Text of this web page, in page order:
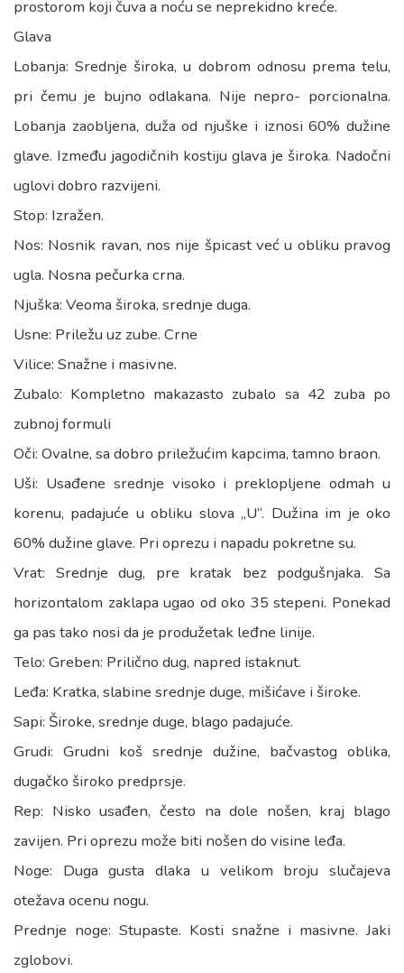
prostorom koji čuva a noću se neprekidno kreće.
Glava
Lobanja: Srednje široka, u dobrom odnosu prema telu,
pri čemu je bujno odlakana. Nije nepro- porcionalna.
Lobanja zaobljena, duža od njuške i iznosi 60% dužine
glave. Između jagodičnih kostiju glava je široka. Nadočni
uglovi dobro razvijeni.
Stop: Izražen.
Nos: Nosnik ravan, nos nije špicast već u obliku pravog
ugla. Nosna pečurka crna.
Njuška: Veoma široka, srednje duga.
Usne: Priležu uz zube. Crne
Vilice: Snažne i masivne.
Zubalo: Kompletno makazasto zubalo sa 42 zuba po
zubnoj formuli
Oči: Ovalne, sa dobro priležućim kapcima, tamno braon.
Uši: Usađene srednje visoko i preklopljene odmah u
korenu, padajuće u obliku slova „U“. Dužina im je oko
60% dužine glave. Pri oprezu i napadu pokretne su.
Vrat: Srednje dug, pre kratak bez podgušnjaka. Sa
horizontalom zaklapa ugao od oko 35 stepeni. Ponekad
ga pas tako nosi da je produžetak leđne linije.
Telo: Greben: Prilično dug, napred istaknut.
Leđa: Kratka, slabine srednje duge, mišićave i široke.
Sapi: Široke, srednje duge, blago padajuće.
Grudi: Grudni koš srednje dužine, bačvastog oblika,
dugačko široko predprsje.
Rep: Nisko usađen, često na dole nošen, kraj blago
zavijen. Pri oprezu može biti nošen do visine leđa.
Noge: Duga gusta dlaka u velikom broju slučajeva
otežava ocenu nogu.
Prednje noge: Stupaste. Kosti snažne i masivne. Jaki
zglobovi.